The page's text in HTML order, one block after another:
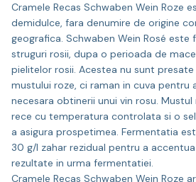
Cramele Recas Schwaben Wein Roze
demidulce, fara denumire de origine
geografica. Schwaben Wein Rosé
struguri rosii, dupa o perioada de
pielitelor rosii. Acestea nu sunt
mustului roze, ci raman in cuva pentru
necesara obtinerii unui vin rosu.
rece cu temperatura controlata si o
a asigura prospetimea. Fermentatia
30 g/l zahar rezidual pentru a
rezultate in urma fermentatiei.
Cramele Recas Schwaben Wein Roze